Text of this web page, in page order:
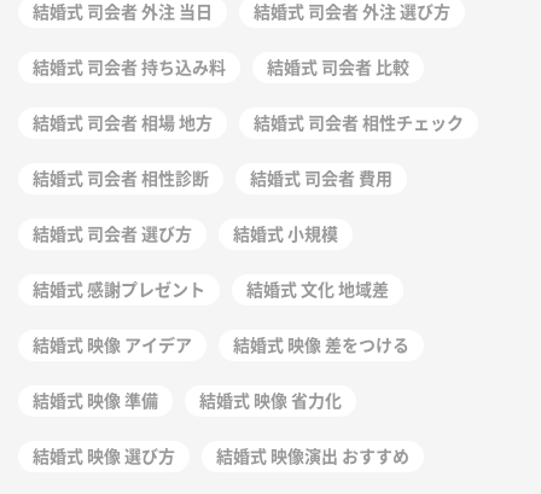
結婚式 司会者 外注 当日 結婚式 司会者 外注 選び方
結婚式 司会者 持ち込み料 結婚式 司会者 比較
結婚式 司会者 相場 地方 結婚式 司会者 相性チェック
結婚式 司会者 相性診断 結婚式 司会者 費用
結婚式 司会者 選び方 結婚式 小規模
結婚式 感謝プレゼント 結婚式 文化 地域差
結婚式 映像 アイデア 結婚式 映像 差をつける
結婚式 映像 準備 結婚式 映像 省力化
結婚式 映像 選び方 結婚式 映像演出 おすすめ